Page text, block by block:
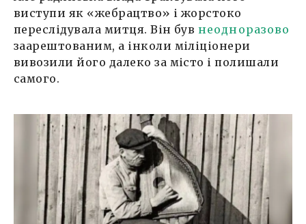
виступи як «жебрацтво» і жорстоко
переслідувала митця. Він був неодноразово
заарештованим, а інколи міліціонери
вивозили його далеко за місто і полишали
самого.